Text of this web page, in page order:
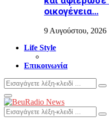
οικογένεια…
9 Αυγούστου, 2026
Life Style
Επικοινωνία
Search
for:
Primary
Menu
Search
for: